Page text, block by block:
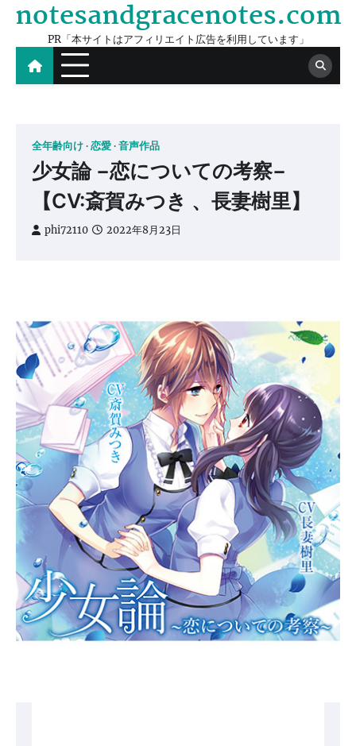
Skip
content
notesandgracenotes.com
PR「本サイトはアフィリエイト広告を利用しています」
全年齢向け 恋愛 音声作品
少女論 −恋についての考察−
【CV:斎賀みつき 、長妻樹里】
phi72110 2022年8月23日